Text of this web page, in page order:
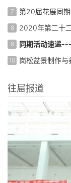
7 第20届花展同
8 2020年第二十
9 同期活动速递
10 岗松盆景制作与
往屇报道